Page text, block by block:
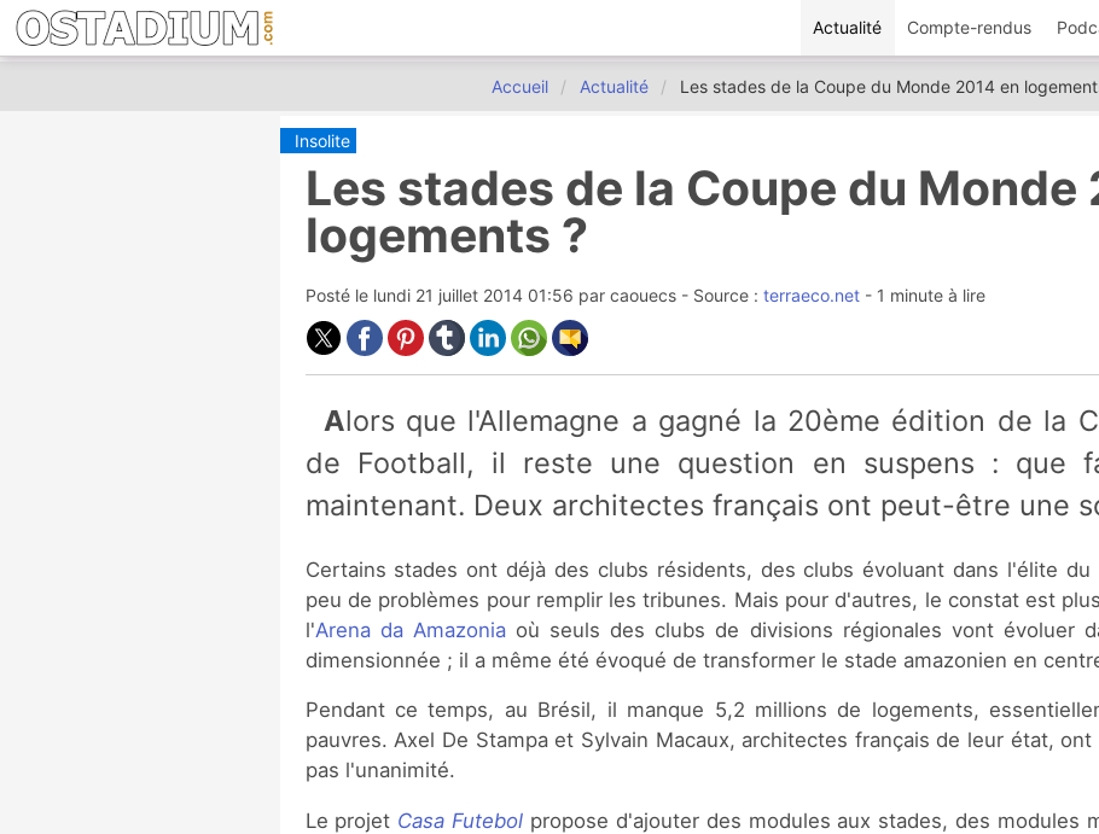
Actualité Compte-rendus
Accueil Actualité Les stades de la Coupe du Monde 2014 en
Insolite
Les stades de la Coupe du Monde
logements ?
Posté le lundi 21 juillet 2014 01:56 par caouecs - Source : terraeco.net- 1 minute à lire
Alors que l'Allemagne a gagné la 20ème édition de la Coupe du Monde
de Football, il reste une question en suspens : que
maintenant. Deux architectes français ont peut-être une
Certains stades ont déjà des clubs résidents, des clubs évoluant dans l'élite du
peu de problèmes pour remplir les tribunes. Mais pour d'autres, le constat est
l'Arena da Amazoniaoù seuls des clubs de divisions régionales vont évoluer
dimensionnée ; il a même été évoqué de transformer le stade amazonien en
Pendant ce temps, au Brésil, il manque 5,2 millions de logements,
pauvres. Axel De Stampa et Sylvain Macaux, architectes français de leur état,
pas l'unanimité.
Le projet Casa Futebol propose d'ajouter des modules aux stades, des modules